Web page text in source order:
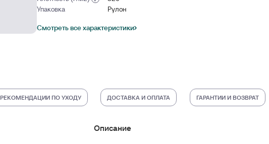
Упаковка
Рулон
Смотреть все характеристики
РЕКОМЕНДАЦИИ ПО УХОДУ ДОСТАВКА И ОПЛАТА ГАРАНТИИ И ВОЗВРАТ
Описание